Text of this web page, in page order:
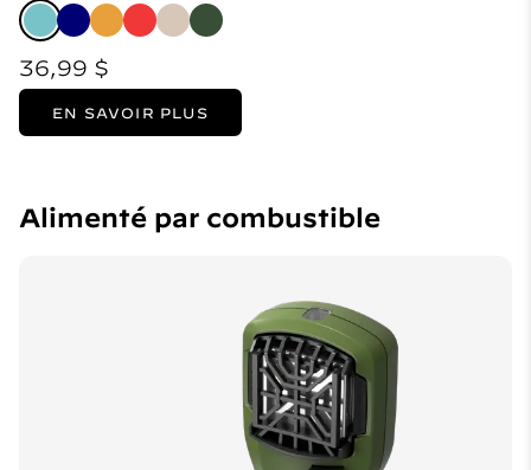
36,99 $
EN SAVOIR PLUS
Alimenté par combustible